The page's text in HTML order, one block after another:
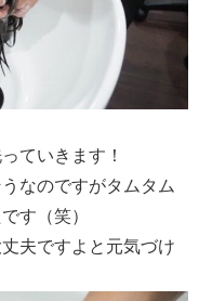
ていきます！
なのですがタムタム
す（笑）
夫ですよと元気づけ